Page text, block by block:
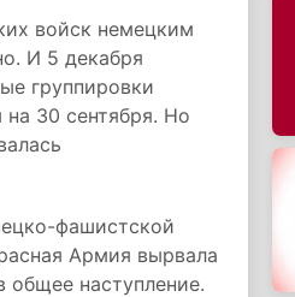
войск немецким
И 5 декабря
группировки
30 сентября. Но
фашистской
Армия вырвала
общее наступление.